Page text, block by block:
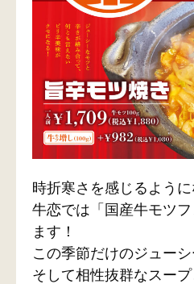
時折寒さを感じるように
牛恋では「国産牛モツ
ます！
この季節だけのジューシ
そして相性抜群なスー